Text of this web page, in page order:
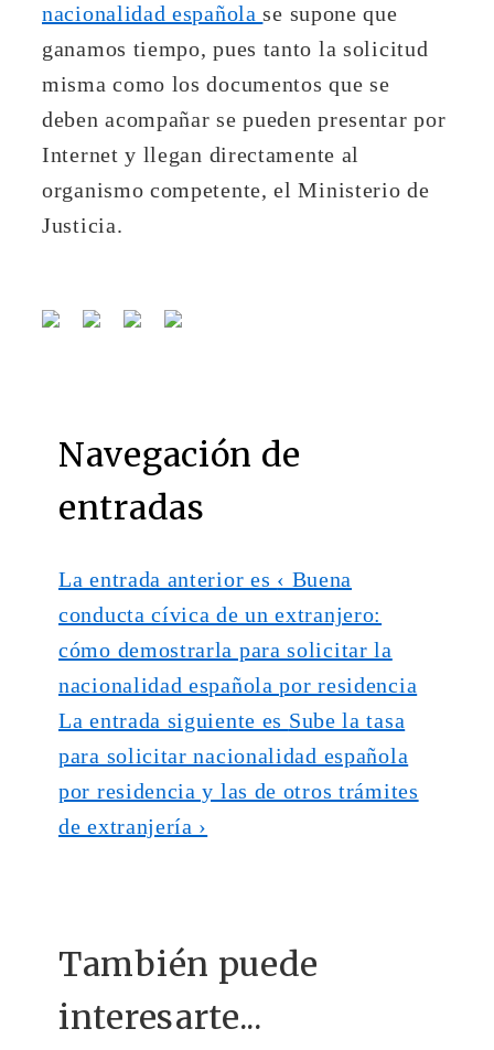
nacionalidad españolase supone que
ganamos tiempo, pues tanto la solicitud
misma como los documentos que se
deben acompañar se pueden presentar por
Internet y llegan directamente al
organismo competente, el Ministerio de
Justicia.
Navegación de
entradas
La entrada anterior es ‹ Buena
conducta cívica de un extranjero:
cómo demostrarla para solicitar la
nacionalidad española por residencia
La entrada siguiente es Sube la tasa
para solicitar nacionalidad española
por residencia y las de otros trámites
de extranjería ›
También puede
interesarte...